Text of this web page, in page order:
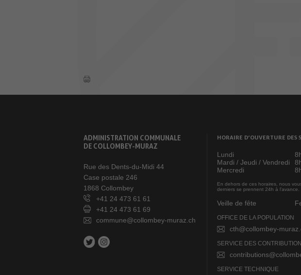
ADMINISTRATION COMMUNALE
DE COLLOMBEY-MURAZ
Rue des Dents-du-Midi 44
Case postale 246
1868 Collombey
+41 24 473 61 61
+41 24 473 61 69
commune@collombey-muraz.ch
HORAIRE D’OUVERTURE DES
Lundi
Mardi / Jeudi / Vendredi
Mercredi
En dehors de ces horaires, nous
derniers se prennent 24h à l’avance.
Veille de fête
OFFICE DE LA POPULATION
cth@collombey-
SERVICE DES
SERVICE TECHNIQUE